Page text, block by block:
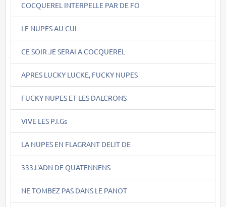
COCQUEREL INTERPELLE PAR DE FO
LE NUPES AU CUL
CE SOIR JE SERAI A COCQUEREL
APRES LUCKY LUCKE, FUCKY NUPES
FUCKY NUPES ET LES DALCRONS
VIVE LES P.I.Gs
LA NUPES EN FLAGRANT DELIT DE
333.L'ADN DE QUATENNENS
NE TOMBEZ PAS DANS LE PANOT